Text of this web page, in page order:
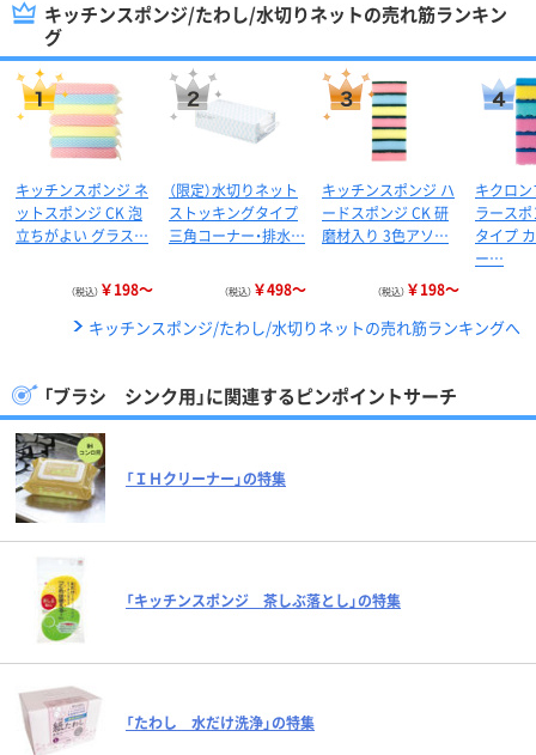
キッチンスポンジ/たわし/水切りネットの売れ筋ランキン
グ
キッチンスポンジ ネ
ットスポンジ CK 泡
立ちがよい グラス…
（税込） ￥198～
（限定）水切りネット
ストッキングタイプ
三角コーナー・排水…
（税込） ￥498～
キッチンスポンジ ハ
ードスポンジ CK 研
磨材入り 3色アソ…
（税込） ￥198～
キクロ
ラース
タイプ
ー…
キッチンスポンジ/たわし/水切りネットの売れ筋ランキングへ
「ブラシ シンク用」に関連するピンポイントサーチ
「ＩＨクリーナー」の特集
「キッチンスポンジ 茶しぶ落とし」の特集
「たわし 水だけ洗浄」の特集